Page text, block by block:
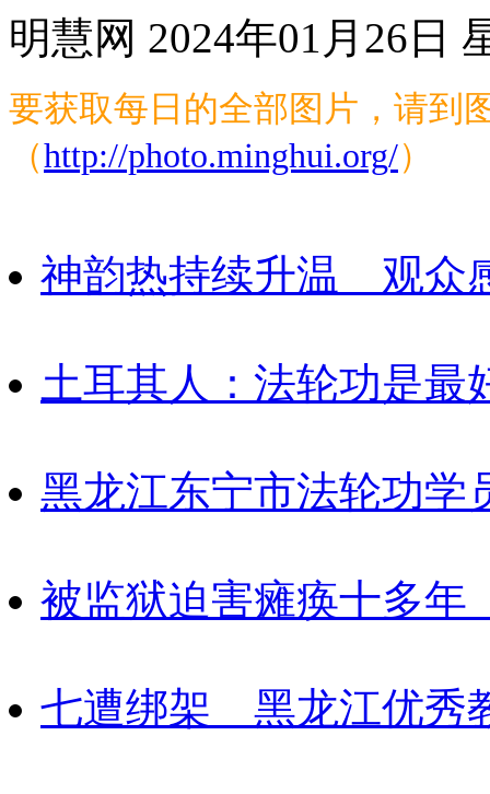
明慧网 2024年01月26日
要获取每日的全部图片，请到
（http://photo.minghui.org/）
神韵热持续升温 观众
土耳其人：法轮功是最
黑龙江东宁市法轮功学
被监狱迫害瘫痪十多
七遭绑架 黑龙江优秀